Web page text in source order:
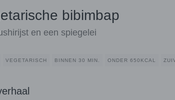
bibimbap
en een spiegelei
VEGETARISCH BINNEN 30 MIN. ONDER 650KCAL